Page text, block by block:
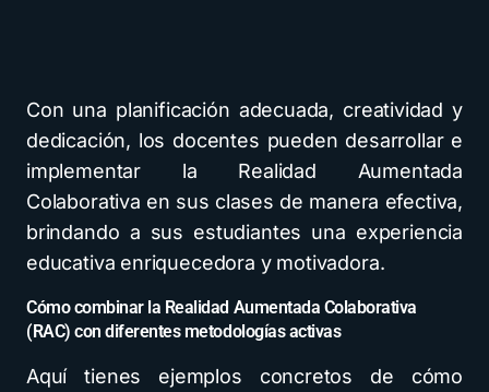
Con una planificación adecuada, creatividad y
dedicación, los docentes pueden desarrollar e
implementar la Realidad Aumentada
Colaborativa en sus clases de manera efectiva,
brindando a sus estudiantes una experiencia
educativa enriquecedora y motivadora.
Cómo combinar la Realidad Aumentada Colaborativa
(RAC) con diferentes metodologías activas
Aquí tienes ejemplos concretos de cómo